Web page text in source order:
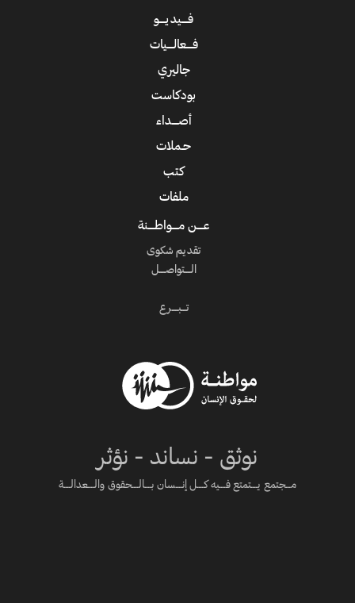
نوثق - نساند - نؤثر
مـــجتمع يــــتمتع فــــيه كــــل إنــــسان بــــالــــحقوق والــــعدالــــة
فــــيديــــو
فــــعالــــيات
جاليري
بودكاست
أصــــداء
حـملات
كتب
ملفات
عــــن مــــواطــــنة
تقديم شكوى
الــــتواصــــل
تـــبــــرع